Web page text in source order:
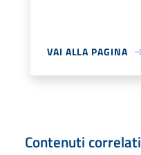
VAI ALLA PAGINA
Contenuti correlati